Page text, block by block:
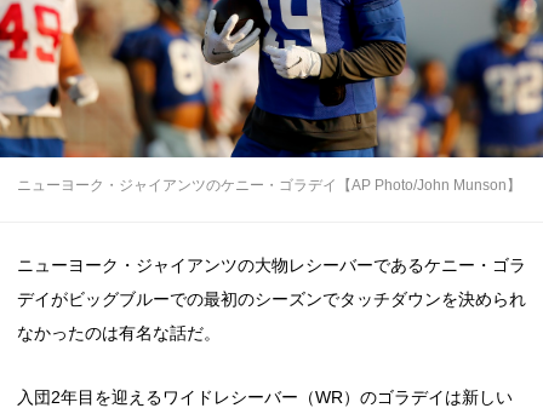
ニューヨーク・ジャイアンツのケニー・ゴラデイ【AP Photo/John Munson】
ニューヨーク・ジャイアンツの大物レシーバーであるケニー・ゴラ
デイがビッグブルーでの最初のシーズンでタッチダウンを決められ
なかったのは有名な話だ。
入団2年目を迎えるワイドレシーバー（WR）のゴラデイは新しい